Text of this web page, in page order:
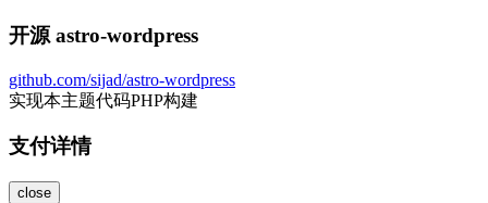
开源 astro-wordpress
github.com/sijad/astro-wordpress
实现本主题代码PHP构建
支付详情
close